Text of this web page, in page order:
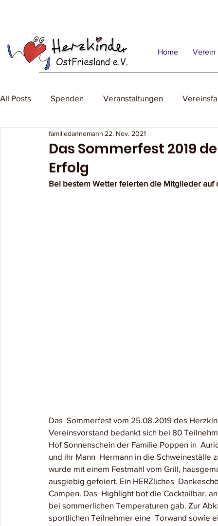
Home Verein
All Posts Spenden Veranstaltungen
Das Sommerfest 2019
Erfolg
familiedannemann 22. Nov. 2021
Bei bestem Wetter feierten die Mitglieder auf
Das  Sommerfest vom 25.08.2019 des
Vereinsvorstand bedankt sich bei 80
Hof Sonnenschein der Familie Poppen in
und ihr Mann  Hermann in die Schweineställe
wurde mit einem Festmahl vom Grill,
ausgiebig gefeiert. Ein HERZliches
Campen. Das  Highlight bot die Cocktailbar,
bei sommerlichen Temperaturen gab. Zur
sportlichen Teilnehmer eine  Torwand sowie